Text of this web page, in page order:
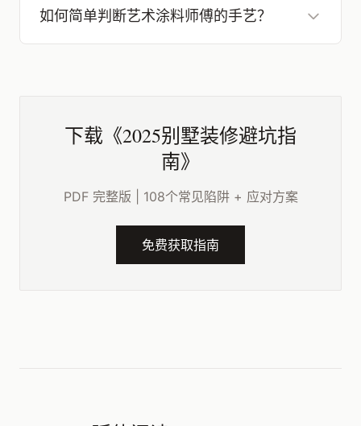
如何简单判断艺术涂料师傅的手艺？
下载《2025别墅装修避坑指
南》
PDF 完整版 | 108个常见陷阱 + 应对方案
免费获取指南